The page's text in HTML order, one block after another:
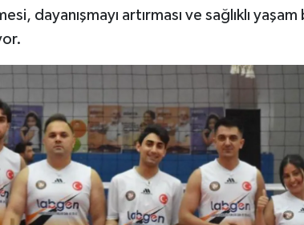
dayanışmayı artırması ve sağlıklı